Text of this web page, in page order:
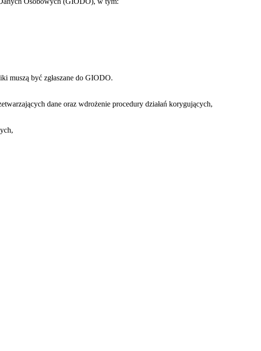
muszą być zgłaszane do GIODO.
dane oraz wdrożenie procedury działań korygujących,